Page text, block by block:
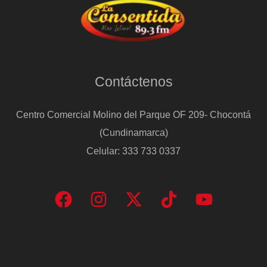
Contáctenos
Centro Comercial Molino del Parque OF 209- Chocontá
(Cundinamarca)
Celular: 333 733 0337